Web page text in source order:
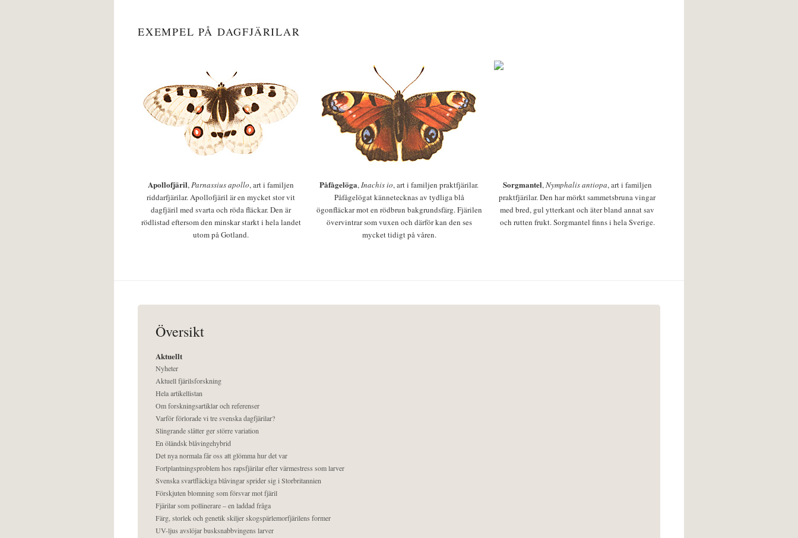
EXEMPEL PÅ DAGFJÄRILAR
Apollofjäril,Parnassius apollo, art i familjen
riddarfjärilar. Apollofjäril är en mycket stor vit
dagfjäril med svarta och röda fläckar. Den är
rödlistad eftersom den minskar starkt i hela landet
utom på Gotland.
Påfågelöga,Inachis io, art i familjen praktfjärilar.
Påfågelögat kännetecknas av tydliga blå
ögonfläckar mot en rödbrun bakgrundsfärg. Fjärilen
övervintrar som vuxen och därför kan den ses
mycket tidigt på våren.
Sorgmantel,Nymphalis antiopa, art i familjen
praktfjärilar. Den har mörkt sammetsbruna vingar
med bred, gul ytterkant och äter bland annat sav
och rutten frukt. Sorgmantel finns i hela Sverige.
Översikt
Aktuellt
Nyheter
Aktuell fjärilsforskning
Hela artikellistan
Om forskningsartiklar och referenser
Varför förlorade vi tre svenska dagfjärilar?
Slingrande slåtter ger större variation
En öländsk blåvingehybrid
Det nya normala får oss att glömma hur det var
Fortplantningsproblem hos rapsfjärilar efter värmestress som larver
Svenska svartfläckiga blåvingar sprider sig i Storbritannien
Förskjuten blomning som försvar mot fjäril
Fjärilar som pollinerare – en laddad fråga
Färg, storlek och genetik skiljer skogspärlemorfjärilens former
UV-ljus avslöjar busksnabbvingens larver